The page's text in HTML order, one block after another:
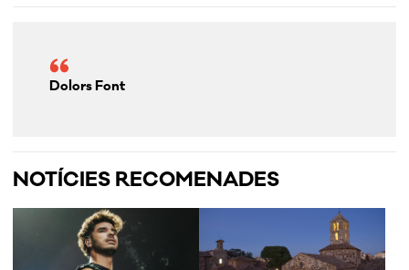
Dolors Font
NOTÍCIES RECOMENADES